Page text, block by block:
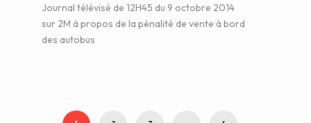
Journal télévisé de 12H45 du 9 octobre 2014
sur 2M à propos de la pénalité de vente à bord
des autobus